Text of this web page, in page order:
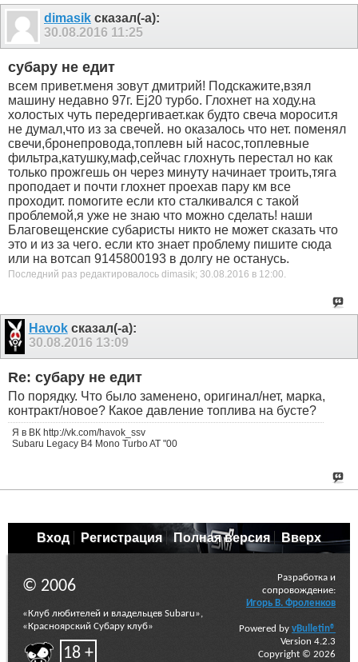
dimasik сказал(-а):
30.08.2016 11:25
субару не едит
всем привет.меня зовут дмитрий! Подскажите,взял
машину недавно 97г. Ej20 турбо. Глохнет на ходу.на
холостых чуть передергивает.как будто свеча моросит.я
не думал,что из за свечей. но оказалось что нет. поменял
свечи,бронепровода,топлевн ый насос,топлевные
фильтра,катушку,маф,сейчас глохнуть перестал но как
только прожгешь он через минуту начинает троить,тяга
проподает и почти глохнет проехав пару км все
проходит. помогите если кто сталкивался с такой
проблемой,я уже не знаю что можно сделать! наши
Благовещенские субаристы никто не может сказать что
это и из за чего. если кто знает проблему пишите сюда
или на вотсап 9145800193 в долгу не останусь.
Последний раз редактировалось dimasik; 30.08.2016 в 12:00.
Havokсказал(-а):
30.08.2016 13:09
Re: субару не едит
По порядку. Что было заменено, оригинал/нет, марка,
контракт/новое? Какое давление топлива на бусте?
Я в ВК http://vk.com/havok_ssv
Subaru Legacy B4 Mono Turbo AT "00
Вход Регистрация Полная версия Вверх
© 2006
«Клуб любителей и владельцев Subaru»,
«Красноярский Субару клуб»
18 +
Разработка и
сопровождение:
Игорь В. Фроленков
Powered by vBulletin®
Version 4.2.3
Copyright © 2026